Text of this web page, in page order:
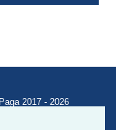
2017 - 2026